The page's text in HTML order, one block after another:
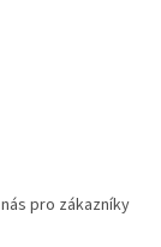
pro zákazníky